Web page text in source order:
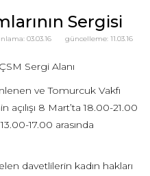
Sergisi
güncelleme: 11.03.16
03.03.16
Sergi Alanı
ve Tomurcuk Vakfı
açılışı 8 Mart’ta 18.00-21.00
17.00 arasında
davetlilerin kadın hakları